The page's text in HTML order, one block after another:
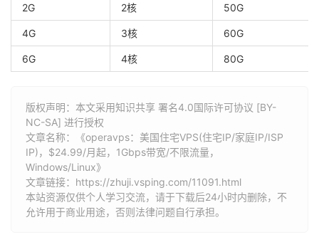
2G 2核 50G
4G 3核 60G
6G 4核 80G
版权声明：本文采用知识共享 署名4.0国际许可协议 [BY-
NC-SA] 进行授权
文章名称：《operavps：美国住宅VPS(住宅IP/家庭IP/ISP
IP)，$24.99/月起，1Gbps带宽/不限流量，
Windows/Linux》
文章链接： https://zhuji.vsping.com/11091.html
本站资源仅供个人学习交流，请于下载后24小时内删除，不
允许用于商业用途，否则法律问题自行承担。